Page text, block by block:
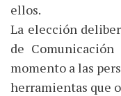
ellos.
La elección
de Comunicación
momento a las
herramientas que